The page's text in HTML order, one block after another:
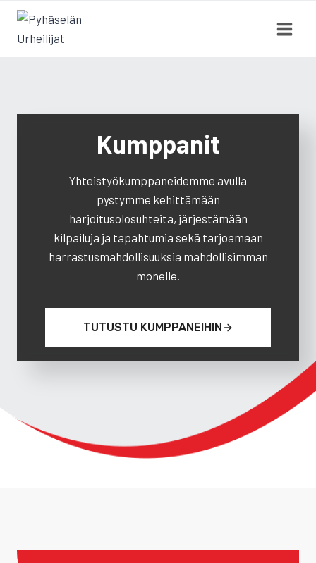
Siirry
sisältöön
Kumppanit
Yhteistyökumppaneidemme avulla
pystymme kehittämään
harjoitusolosuhteita, järjestämään
kilpailuja ja tapahtumia sekä tarjoamaan
harrastusmahdollisuuksia mahdollisimman
monelle.
TUTUSTU KUMPPANEIHIN